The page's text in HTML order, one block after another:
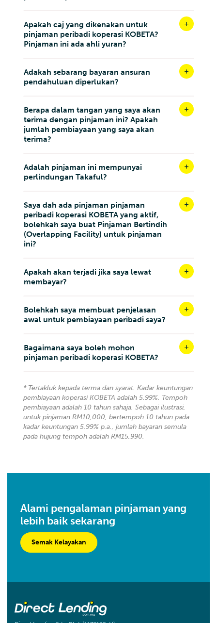
Apakah caj yang dikenakan untuk
pinjaman peribadi koperasi KOBETA?
Pinjaman ini ada ahli yuran?
Adakah sebarang bayaran ansuran
pendahuluan diperlukan?
Berapa dalam tangan yang saya akan
terima dengan pinjaman ini? Apakah
jumlah pembiayaan yang saya akan
terima?
Adalah pinjaman ini mempunyai
perlindungan Takaful?
Saya dah ada pinjaman pinjaman
peribadi koperasi KOBETA yang aktif,
bolehkah saya buat Pinjaman Bertindih
(Overlapping Facility) untuk pinjaman
ini?
Apakah akan terjadi jika saya lewat
membayar?
Bolehkah saya membuat penjelasan
awal untuk pembiayaan peribadi saya?
Bagaimana saya boleh mohon
pinjaman peribadi koperasi KOBETA?
* Tertakluk kepada terma dan syarat. Kadar keuntungan
pembiayaan koperasi KOBETA adalah 5.99%. Tempoh
pembiayaan adalah 10 tahun sahaja. Sebagai ilustrasi,
untuk pinjaman RM10,000, bertempoh 10 tahun pada
kadar keuntungan 5.99% p.a., jumlah bayaran semula
pada hujung tempoh adalah RM15,990.
Alami pengalaman pinjaman yang
lebih baik sekarang
Semak Kelayakan